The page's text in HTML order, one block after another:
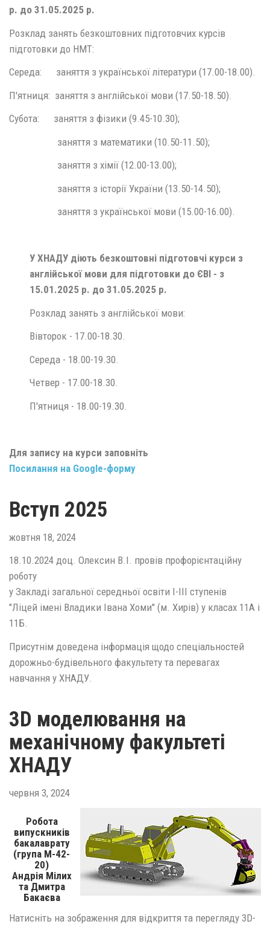
р. до 31.05.2025 р.
Розклад занять безкоштовних підготовчих курсів
підготовки до НМТ:
Середа: заняття з української літератури (17.00-18.00).
П'ятниця: заняття з англійської мови (17.50-18.50).
Субота: заняття з фізики (9.45-10.30);
заняття з математики (10.50-11.50);
заняття з хімії (12.00-13.00);
заняття з історії України (13.50-14.50);
заняття з української мови (15.00-16.00).
У ХНАДУ діють безкоштовні підготовчі курси з
англійської мови для підготовки до ЄВІ - з
15.01.2025 р. до 31.05.2025 р.
Розклад занять з англійської мови:
Вівторок - 17.00-18.30.
Середа - 18.00-19.30.
Четвер - 17.00-18.30.
П'ятниця - 18.00-19.30.
Для запису на курси заповніть
Посилання на Google-форму
Вступ 2025
жовтня 18, 2024
18.10.2024 доц. Олексин В.І. провів профорієнтаційну
роботу
у Закладі загальної середньої освіти І-ІІІ ступенів
"Ліцей імені Владики Івана Хоми" (м. Хирів) у класах 11А і
11Б.
Присутнім доведена інформація щодо спеціальностей
дорожньо-будівельного факультету та перевагах
навчання у ХНАДУ.
3D моделювання на
механічному факультеті
ХНАДУ
червня 3, 2024
Робота
випускників
бакалаврату
(група М-42-
20)
Андрія Мілих
та Дмитра
Бакаєва
Натисніть на зображення для відкриття та перегляду 3D-